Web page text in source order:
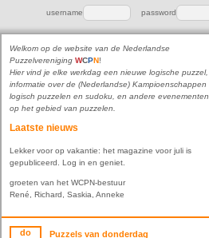
username password
Welkom op de website van de Nederlandse
Puzzelvereniging WCPN!
Hier vind je elke werkdag een nieuwe logische puzzel,
informatie over de (Nederlandse) Kampioenschappen
logisch puzzelen en sudoku, en andere evenementen
op het gebied van puzzelen.
Laatste nieuws
Lekker voor op vakantie: het magazine voor juli is
gepubliceerd. Log in en geniet.
groeten van het WCPN-bestuur
René, Richard, Saskia, Anneke
do Puzzels van donderdag